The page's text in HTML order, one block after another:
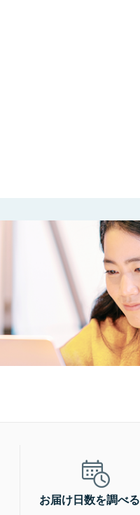
お届け日数を調べる